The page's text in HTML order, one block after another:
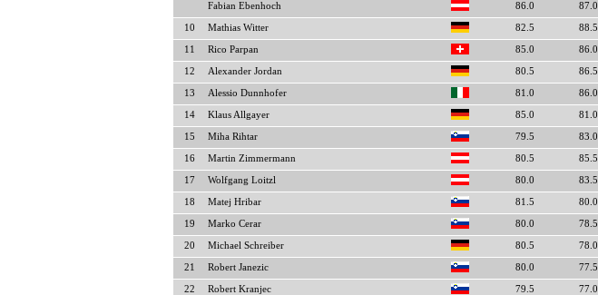
Fabian Ebenhoch 86.0 87.0
10 Mathias Witter 82.5 88.5
11 Rico Parpan 85.0 86.0
12 Alexander Jordan 80.5 86.5
13 Alessio Dunnhofer 81.0 86.0
14 Klaus Allgayer 85.0 81.0
15 Miha Rihtar 79.5 83.0
16 Martin Zimmermann 80.5 85.5
17 Wolfgang Loitzl 80.0 83.5
18 Matej Hribar 81.5 80.0
19 Marko Cerar 80.0 78.5
20 Michael Schreiber 80.5 78.0
21 Robert Janezic 80.0 77.5
22 Robert Kranjec 79.5 77.0